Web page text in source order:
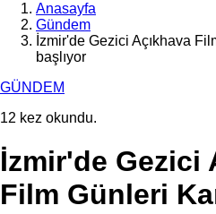
Anasayfa
Gündem
İzmir'de Gezici Açıkhava
başlıyor
GÜNDEM
12 kez okundu.
İzmir'de Gezici
Film Günleri